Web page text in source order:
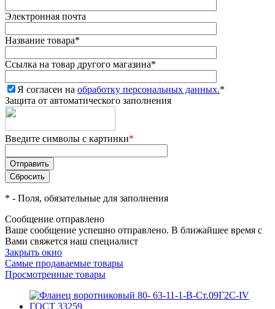
Электронная почта
Название товара*
Ссылка на товар другого магазина*
Я согласен на обработку персональных данных.*
Защита от автоматического заполнения
Введите символы с картинки*
* - Поля, обязательные для заполнения
Сообщение отправлено
Ваше сообщение успешно отправлено. В ближайшее время с
Вами свяжется наш специалист
Закрыть окно
Самые продаваемые товары
Просмотренные товары